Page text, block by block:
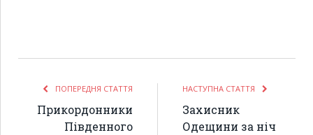
ПОПЕРЕДНЯ СТАТТЯ
Прикордонники
Південного
НАСТУПНА СТАТТЯ
Захисник
Одещини за ніч